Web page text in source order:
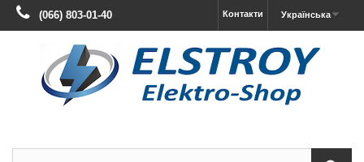
Українська
Контакти
(066) 803-01-40